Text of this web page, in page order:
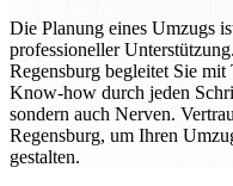
Die Planung eines Umzugs
professioneller
Regensburg begleitet Sie
Know-how durch jeden
sondern auch Nerven.
Regensburg, um Ihren
gestalten.